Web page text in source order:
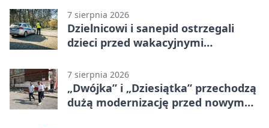
7 sierpnia 2026
Dzielnicowi i sanepid ostrzegali
dzieci przed wakacyjnymi
7 sierpnia 2026
„Dwójka” i „Dziesiątka” przechodzą
dużą modernizację przed nowym